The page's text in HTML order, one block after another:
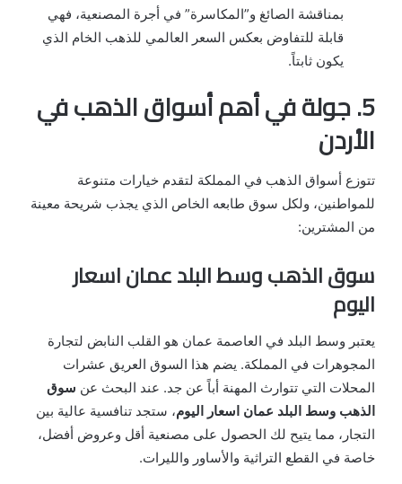
بمناقشة الصائغ و”المكاسرة” في أجرة المصنعية، فهي
قابلة للتفاوض بعكس السعر العالمي للذهب الخام الذي
يكون ثابتاً.
5. جولة في أهم أسواق الذهب في
الأردن
تتوزع أسواق الذهب في المملكة لتقدم خيارات متنوعة
للمواطنين، ولكل سوق طابعه الخاص الذي يجذب شريحة معينة
من المشترين:
سوق الذهب وسط البلد عمان اسعار
اليوم
يعتبر وسط البلد في العاصمة عمان هو القلب النابض لتجارة
المجوهرات في المملكة. يضم هذا السوق العريق عشرات
المحلات التي تتوارث المهنة أباً عن جد. عند البحث عن سوق
الذهب وسط البلد عمان اسعار اليوم، ستجد تنافسية عالية بين
التجار، مما يتيح لك الحصول على مصنعية أقل وعروض أفضل،
خاصة في القطع التراثية والأساور والليرات.